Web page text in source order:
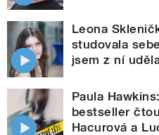
Leona
studovala
jsem z ní
Paula
bestseller
Hacurová a